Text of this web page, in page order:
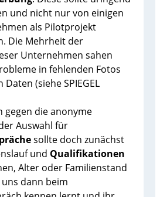
und nicht nur von einigen
als Pilotprojekt
Die Mehrheit der
Unternehmen sahen
in fehlenden Fotos
(siehe SPIEGEL
gegen die anonyme
Auswahl für
sollte doch zunächst
und Qualifikationen
Alter oder Familienstand
dann beim